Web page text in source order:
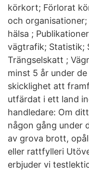
körkort; Förlorat
och
hälsa ;
vägtrafik; Statistik;
Trängselskatt ;
minst 5 år under
skicklighet att
utfärdat i ett land
handledare: Om
någon gång under
av grova brott,
eller rattfylleri
erbjuder vi